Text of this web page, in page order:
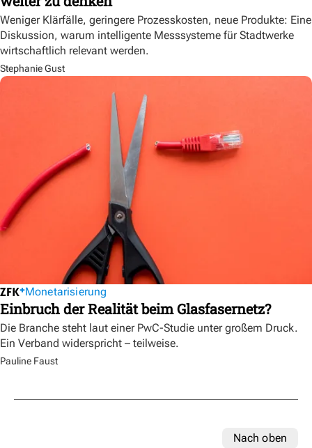
Weniger Klärfälle, geringere Prozesskosten, neue Produkte: Eine
Diskussion, warum intelligente Messsysteme für Stadtwerke
wirtschaftlich relevant werden.
Stephanie Gust
Monetarisierung
Einbruch der Realität beim Glasfasernetz?
Die Branche steht laut einer PwC-Studie unter großem Druck.
Ein Verband widerspricht – teilweise.
Pauline Faust
Nach oben